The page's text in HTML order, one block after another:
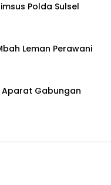
Polda Sulsel
Leman Perawani
Aparat Gabungan